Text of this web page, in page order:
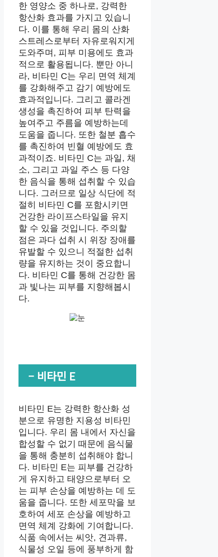
한 영양소 중 하나로, 강력한
항산화 효과를 가지고 있습니
다. 이를 통해 우리 몸의 산화
스트레스로부터 자유로워지게
도와주며, 피부 미용에도 효과
적으로 활용됩니다. 뿐만 아니
라, 비타민 C는 우리 면역 체계
를 강화해주고 감기 예방에도
효과적입니다. 그리고 콜라겐
생성을 촉진하여 피부 탄력을
높여주고 주름을 예방하는데
도움을 줍니다. 또한 철분 흡수
를 촉진하여 빈혈 예방에도 효
과적이죠. 비타민 C는 과일, 채
소, 그리고 과일 주스 등 다양
한 음식을 통해 섭취할 수 있습
니다. 그러므로 일상 식단에 적
절히 비타민 C를 포함시키면
건강한 라이프스타일을 유지
할 수 있을 것입니다. 주의할
점은 과다 섭취 시 위장 장애를
유발할 수 있으니 적절한 섭취
량을 유지하는 것이 중요합니
다. 비타민 C를 통해 건강한 몸
과 빛나는 피부를 지향해봅시
다.
– 비타민 E
비타민 E는 강력한 항산화 성
분으로 유명한 지용성 비타민
입니다. 우리 몸 내에서 자신을
합성할 수 없기 때문에 음식물
을 통해 충분히 섭취해야 합니
다. 비타민 E는 피부를 건강하
게 유지하고 태양으로부터 오
는 피부 손상을 예방하는 데 도
움을 줍니다. 또한 세포막을 보
호하여 세포 손상을 예방하고
면역 체계 강화에 기여합니다.
식품 속에서는 씨앗, 견과류,
식물성 오일 등에 풍부하게 함